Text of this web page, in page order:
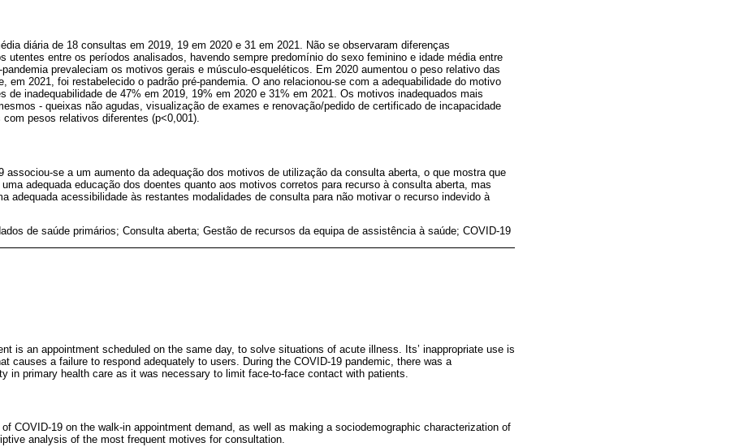
diária de 18 consultas em 2019, 19 em 2020 e 31 em 2021. Não se observaram diferenças
utentes entre os períodos analisados, havendo sempre predomínio do sexo feminino e idade média entre
prevaleciam os motivos gerais e músculo-esqueléticos. Em 2020 aumentou o peso relativo das
em 2021, foi restabelecido o padrão pré-pandemia. O ano relacionou-se com a adequabilidade do motivo
de inadequabilidade de 47% em 2019, 19% em 2020 e 31% em 2021. Os motivos inadequados mais
- queixas não agudas, visualização de exames e renovação/pedido de certificado de incapacidade
com pesos relativos diferentes (p<0,001).
associou-se a um aumento da adequação dos motivos de utilização da consulta aberta, o que mostra que
adequada educação dos doentes quanto aos motivos corretos para recurso à consulta aberta, mas
adequada acessibilidade às restantes modalidades de consulta para não motivar o recurso indevido à
de saúde primários; Consulta aberta; Gestão de recursos da equipa de assistência à saúde; COVID-19
is an appointment scheduled on the same day, to solve situations of acute illness. Its’ inappropriate use is
causes a failure to respond adequately to users. During the COVID-19 pandemic, there was a
in primary health care as it was necessary to limit face-to-face contact with patients.
COVID-19 on the walk-in appointment demand, as well as making a sociodemographic characterization of
analysis of the most frequent motives for consultation.